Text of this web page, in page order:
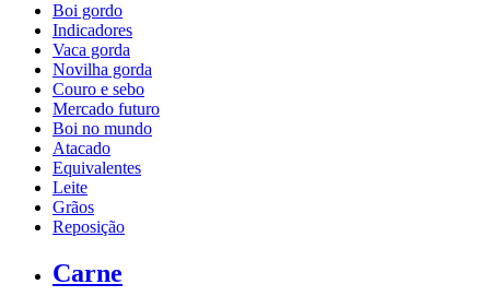
Boi gordo
Indicadores
Vaca gorda
Novilha gorda
Couro e sebo
Mercado futuro
Boi no mundo
Atacado
Equivalentes
Leite
Grãos
Reposição
Carne